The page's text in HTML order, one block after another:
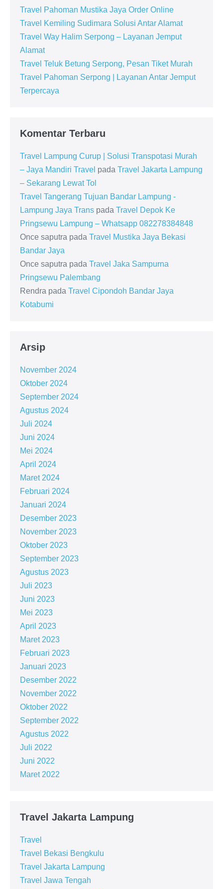
Travel Pahoman Mustika Jaya Order Online
Travel Kemiling Sudimara Solusi Antar Alamat
Travel Way Halim Serpong – Layanan Jemput
Alamat
Travel Teluk Betung Serpong, Pesan Tiket Murah
Travel Pahoman Serpong | Layanan Antar Jemput
Terpercaya
Komentar Terbaru
Travel Lampung Curup | Solusi Transpotasi Murah
– Jaya Mandiri Travel pada Travel Jakarta Lampung
– Sekarang Lewat Tol
Travel Tangerang Tujuan Bandar Lampung -
Lampung Jaya Trans pada Travel Depok Ke
Pringsewu Lampung – Whatsapp 082278384848
Once saputra pada Travel Mustika Jaya Bekasi
Bandar Jaya
Once saputra pada Travel Jaka Sampurna
Pringsewu Palembang
Rendra pada Travel Cipondoh Bandar Jaya
Kotabumi
Arsip
November 2024
Oktober 2024
September 2024
Agustus 2024
Juli 2024
Juni 2024
Mei 2024
April 2024
Maret 2024
Februari 2024
Januari 2024
Desember 2023
November 2023
Oktober 2023
September 2023
Agustus 2023
Juli 2023
Juni 2023
Mei 2023
April 2023
Maret 2023
Februari 2023
Januari 2023
Desember 2022
November 2022
Oktober 2022
September 2022
Agustus 2022
Juli 2022
Juni 2022
Maret 2022
Travel Jakarta Lampung
Travel
Travel Bekasi Bengkulu
Travel Jakarta Lampung
Travel Jawa Tengah